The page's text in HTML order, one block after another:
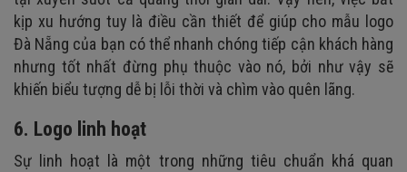
kịp xu hướng tuy là điều cần thiết để giúp cho mẫu logo
Đà Nẵng của bạn có thể nhanh chóng tiếp cận khách hàng
nhưng tốt nhất đừng phụ thuộc vào nó, bởi như vậy sẽ
khiến biểu tượng dễ bị lỗi thời và chìm vào quên lãng.
6. Logo linh hoạt
Sự linh hoạt là một trong những tiêu chuẩn khá quan